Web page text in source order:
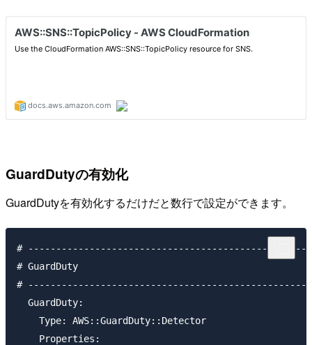
GuardDutyの有効化
GuardDutyを有効化するだけだと数行で設定ができます。
#
# GuardDuty
#
  GuardDuty:
    Type: AWS::GuardDuty::Detector
    Properties: